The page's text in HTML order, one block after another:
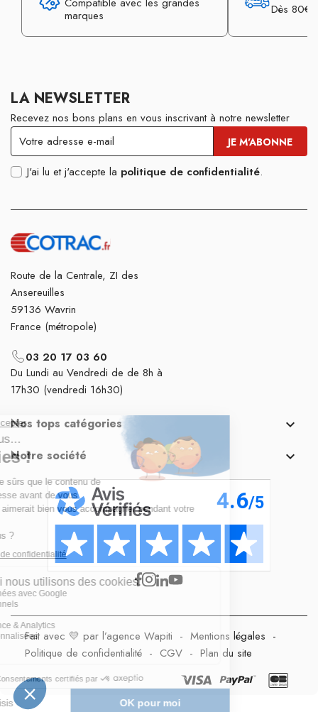
marques
Dès 80€
LA NEWSLETTER
Recevez nos bons plans en vous inscrivant à notre newsletter
J'ai lu et j'accepte la politique de confidentialité.
Route de la Centrale, ZI des
Ansereuilles
59136 Wavrin
France (métropole)
03 20 17 03 60
Du Lundi au Vendredi de de 8h à
17h30 (vendredi 16h30)
Nos tops catégories 
Notre société 
Fait avec 💛 par l’agence Wapiti - Mentions légales -
Politique de confidentialité - CGV - Plan du site